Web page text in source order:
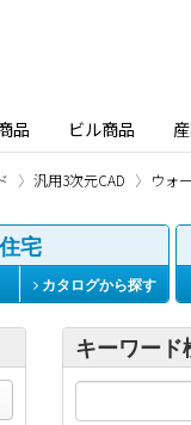
品 ビル商品
汎用3次元CAD ウォ
住宅
カタログから探す
キーワード